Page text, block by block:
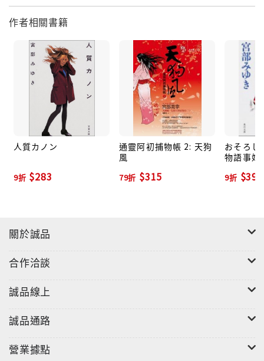
「只要有人的地方，就會有毒滲入。
因為，我們人類就是一種毒……」
我，杉村三郎，今多財團廣報室的編輯。原本被視為涼
缺的編輯室，某日卻因來了個問題員工而掀起巨浪，編
輯室總編和副總編被黑函中傷，岳父請杉村出面，暗中
調查此問題員工並解決此事。就在杉村前往問題員工任
職的前公司而發現更多讓他傷腦筋的事情時，社會上也
發生多起隨機毒殺事件，他無意中成了兇手計畫毒殺的
對象……
【登場人物介紹】
毒。
祖父的兇手。
麻煩人物。
作者相關書籍
人質カノン
9折 $283
通靈阿初捕物帳 2: 天狗
風
79折 $315
おそろし
物語事始
9折 $391
關於誠品
合作洽談
誠品線上
誠品通路
營業據點